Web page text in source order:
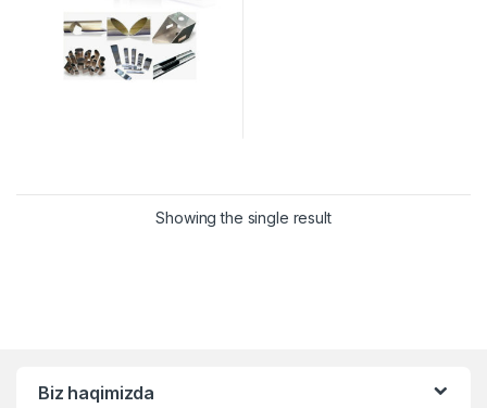
Showing the single result
Biz haqimizda